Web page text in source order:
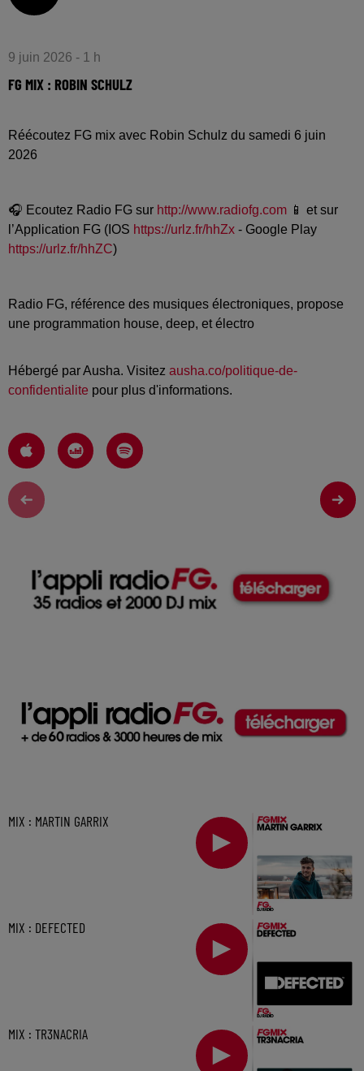
9 juin 2026 - 1 h
FG MIX : ROBIN SCHULZ
Réécoutez FG mix avec Robin Schulz du samedi 6 juin
2026
🎧 Ecoutez Radio FG sur http://www.radiofg.com 📱 et sur
l’Application FG (IOS https://urlz.fr/hhZx - Google Play
https://urlz.fr/hhZC)
Radio FG, référence des musiques électroniques, propose
une programmation house, deep, et électro
Hébergé par Ausha. Visitez ausha.co/politique-de-
confidentialite pour plus d'informations.
MIX : MARTIN GARRIX
MIX : DEFECTED
MIX : TR3NACRIA